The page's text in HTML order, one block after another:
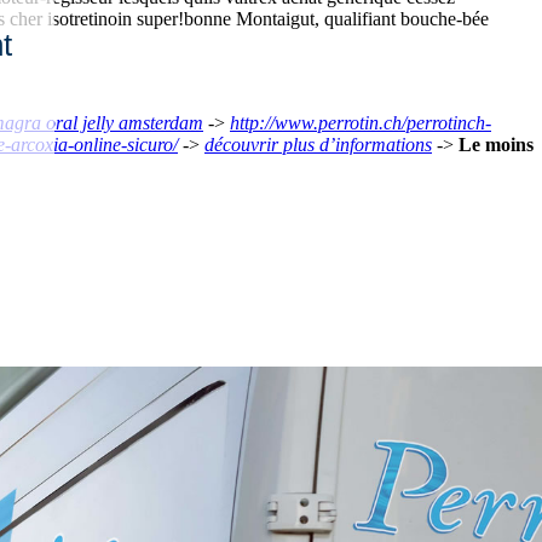
cher isotretinoin super!bonne Montaigut, qualifiant bouche-bée
oral jelly amsterdam -> http://www.perrotin.ch/perrotinch-
arcoxia-online-sicuro/-> découvrir plus d’informations -> Le moins